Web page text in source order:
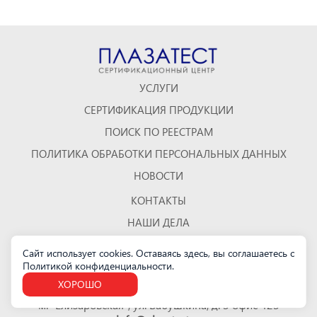
УСЛУГИ
СЕРТИФИКАЦИЯ ПРОДУКЦИИ
ПОИСК ПО РЕЕСТРАМ
ПОЛИТИКА ОБРАБОТКИ ПЕРСОНАЛЬНЫХ ДАННЫХ
НОВОСТИ
КОНТАКТЫ
НАШИ ДЕЛА
КАРТА САЙТА
Санкт-Петербург
м. "Елизаровская", ул. Бабушкина, д. 3 офис 423
Сайт использует cookies. Оставаясь здесь, вы соглашаетесь с
Политикой конфиденциальности.
ХОРОШО